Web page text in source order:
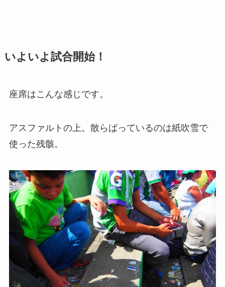
いよいよ試合開始！
座席はこんな感じです。
アスファルトの上。散らばっているのは紙吹雪で
使った残骸。